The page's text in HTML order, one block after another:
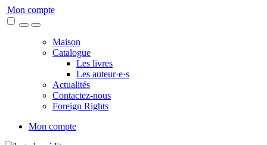
Skip
to
Mon compte
Maison
Catalogue
Les livres
Les auteur·e·s
Actualités
Contactez-nous
Foreign Rights
Mon compte